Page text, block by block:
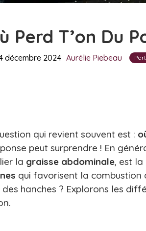
Perd T’on Du
décembre 2024 Aurélie Piebeau
qui revient souvent est :
peut surprendre ! En
la graisse abdominale, est la
qui favorisent la combustion
des hanches ? Explorons les